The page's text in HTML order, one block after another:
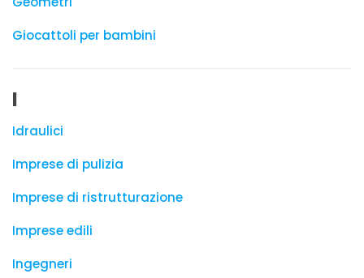
Giocattoli per bambini
I
Idraulici
Imprese di pulizia
Imprese di ristrutturazione
Imprese edili
Ingegneri